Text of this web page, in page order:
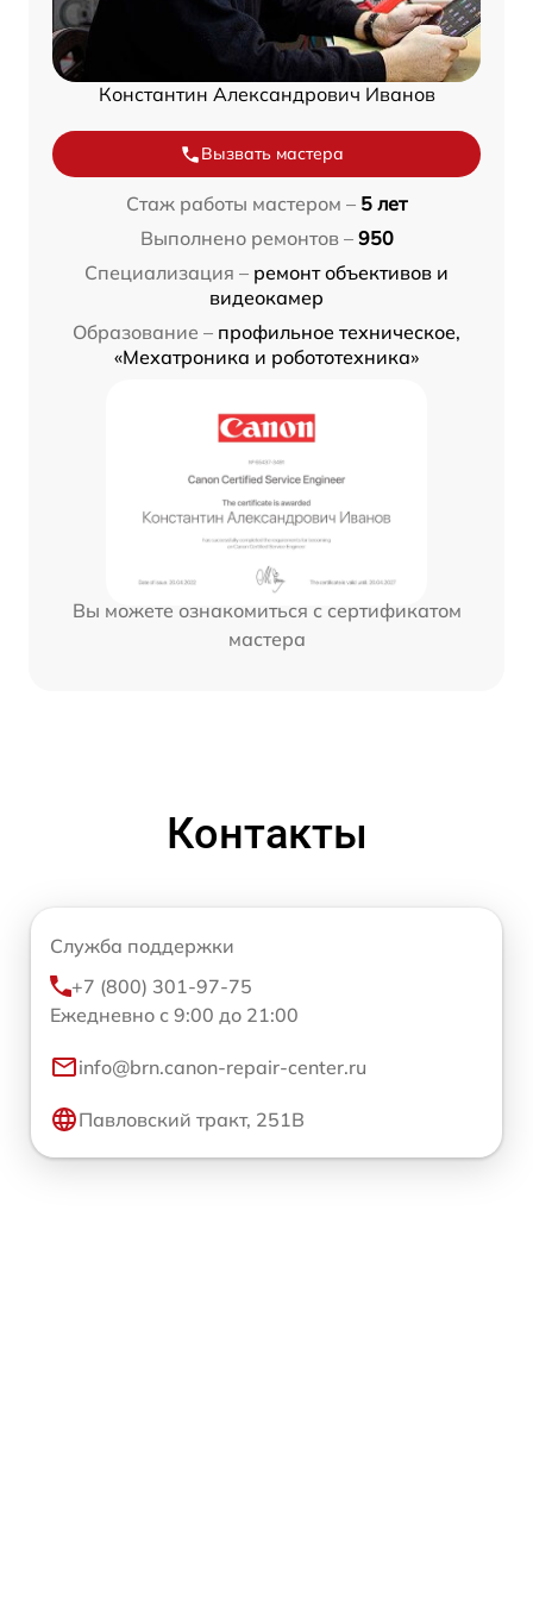
Константин Александрович Иванов
Вызвать мастера
Стаж работы мастером – 5 лет
Выполнено ремонтов – 950
Специализация – ремонт объективов и
видеокамер
Образование – профильное техническое,
«Мехатроника и робототехника»
Вы можете ознакомиться с сертификатом
мастера
Контакты
Служба поддержки
+7 (800) 301-97-75
Ежедневно с 9:00 до 21:00
info@brn.canon-repair-center.ru
Павловский тракт, 251В